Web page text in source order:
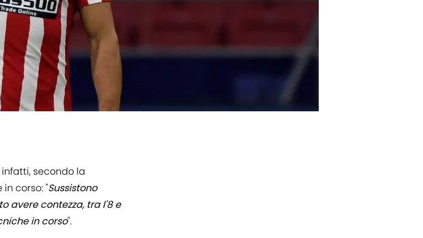
infatti, secondo la
corso: "Sussistono
avere contezza, tra l'8 e
in corso".